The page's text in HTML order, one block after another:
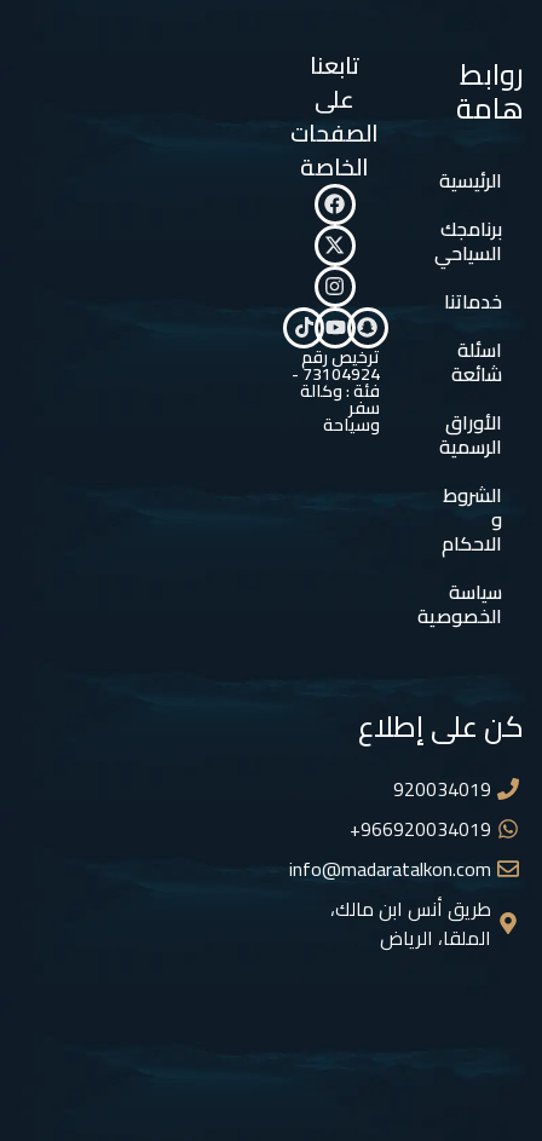
روابط
هامة
الرئيسية
برنامجك
السياحي
خدماتنا
اسئلة
شائعة
الأوراق
الرسمية
الشروط
و
الاحكام
سياسة
الخصوصية
تابعنا
على
الصفحات
الخاصة
ترخيص رقم
73104924 -
فئة : وكالة
سفر
وسياحة
كن على إطلاع
920034019
966920034019+
info@madaratalkon.com
طريق أنس ابن مالك،
الملقا، الرياض